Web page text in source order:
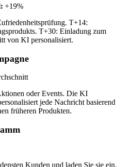
+19%
T+14:
T+30: Einladung zum
von KI personalisiert.
oder Events. Die KI
jede Nachricht basierend
früheren Produkten.
Kunden und laden Sie sie ein,